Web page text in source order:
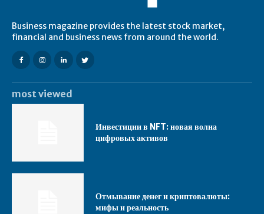
Business magazine provides the latest stock market,
financial and business news from around the world.
most viewed
Инвестиции в NFT: новая волна
цифровых активов
Отмывание денег и криптовалюты:
мифы и реальность